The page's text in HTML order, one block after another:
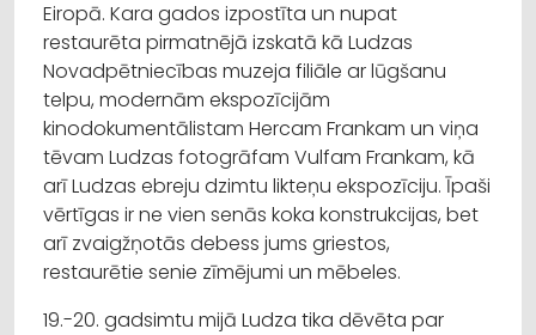
Eiropā. Kara gados izpostīta un nupat
restaurēta pirmatnējā izskatā kā Ludzas
Novadpētniecības muzeja filiāle ar lūgšanu
telpu, modernām ekspozīcijām
kinodokumentālistam Hercam Frankam un viņa
tēvam Ludzas fotogrāfam Vulfam Frankam, kā
arī Ludzas ebreju dzimtu likteņu ekspozīciju. Īpaši
vērtīgas ir ne vien senās koka konstrukcijas, bet
arī zvaigžņotās debess jums griestos,
restaurētie senie zīmējumi un mēbeles.
19.-20. gadsimtu mijā Ludza tika dēvēta par